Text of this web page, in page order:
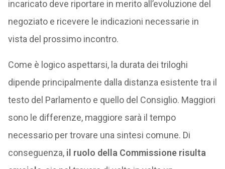
incaricato deve riportare in merito all’evoluzione del
negoziato e ricevere le indicazioni necessarie in
vista del prossimo incontro.
Come è logico aspettarsi, la durata dei triloghi
dipende principalmente dalla distanza esistente tra il
testo del Parlamento e quello del Consiglio. Maggiori
sono le differenze, maggiore sarà il tempo
necessario per trovare una sintesi comune. Di
conseguenza, il ruolo della Commissione risulta